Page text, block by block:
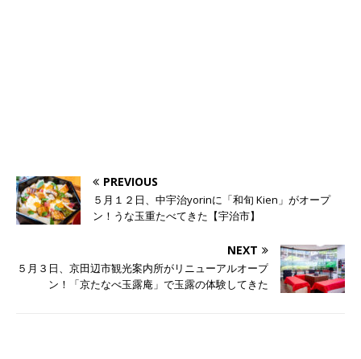
PREVIOUS
５月１２日、中宇治yorinに「和旬 Kien」がオープ
ン！うな玉重たべてきた【宇治市】
NEXT
５月３日、京田辺市観光案内所がリニューアルオープ
ン！「京たなべ玉露庵」で玉露の体験してきた